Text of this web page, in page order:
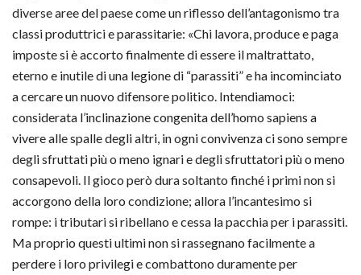
diverse aree del paese come un riflesso dell’antagonismo tra
classi produttrici e parassitarie: «Chi lavora, produce e paga
imposte si è accorto finalmente di essere il maltrattato,
eterno e inutile di una legione di “parassiti” e ha incominciato
a cercare un nuovo difensore politico. Intendiamoci:
considerata l’inclinazione congenita dell’homo sapiens a
vivere alle spalle degli altri, in ogni convivenza ci sono sempre
degli sfruttati più o meno ignari e degli sfruttatori più o meno
consapevoli. Il gioco però dura soltanto finché i primi non si
accorgono della loro condizione; allora l’incantesimo si
rompe: i tributari si ribellano e cessa la pacchia per i parassiti.
Ma proprio questi ultimi non si rassegnano facilmente a
perdere i loro privilegi e combattono duramente per